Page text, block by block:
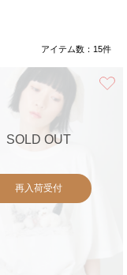
アイテム数： 15件
SOLD OUT
再入荷受付